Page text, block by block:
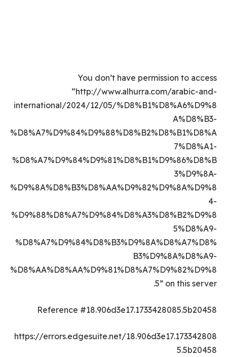
You don’t have permission to access
“http://www.alhurra.com/arabic-and-
international/2024/12/05/%D8%B1%D8%A6%D9%8
A%D8%B3-
%D8%A7%D9%84%D9%88%D8%B2%D8%B1%D8%A
7%D8%A1-
%D8%A7%D9%84%D9%81%D8%B1%D9%86%D8%B
3%D9%8A-
%D9%8A%D8%B3%D8%AA%D9%82%D9%8A%D9%8
4-
%D9%88%D8%A7%D9%84%D8%A3%D8%B2%D9%8
5%D8%A9-
%D8%A7%D9%84%D8%B3%D9%8A%D8%A7%D8%
B3%D9%8A%D8%A9-
%D8%AA%D8%AA%D9%81%D8%A7%D9%82%D9%8
5” on this server.
Reference #18.906d3e17.1733428085.5b20458
https://errors.edgesuite.net/18.906d3e17.173342808
5.5b20458